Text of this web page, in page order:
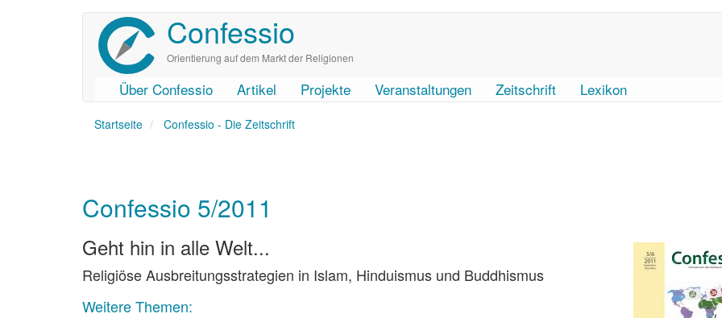
Confessio
Orientierung auf dem Markt der Religionen
User
account
Main
navigation
Über Confessio Artikel Projekte Veranstaltungen Zeitschrift Lexikon
Startseite Confessio - Die Zeitschrift
Confessio 5/2011
Geht hin in alle Welt...
Religiöse Ausbreitungsstrategien in Islam, Hinduismus und Buddhismus
Weitere Themen: